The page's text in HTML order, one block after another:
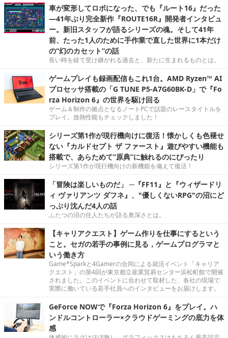
車が変形してロボになった、でも『ルート16』だった
―41年ぶり完全新作『ROUTE16R』開発者インタビュ
ー。新旧スタッフが語るシリーズの魂。そして41年
前、たった1人のために手作業で直した世界に1本だけ
の“幻のカセット”の話
長い時を経て受け継がれる過去と、新たに生まれるものとは。
ゲームプレイも録画配信もこれ1台。AMD Ryzen™ AI
プロセッサ搭載の「G TUNE P5-A7G60BK-D」で『Fo
rza Horizon 6』の世界を駆け回る
ゲーム＆制作の拠点となるノートPCで話題のレースタイトルを
プレイ。放熱性能もチェックしました！
シリーズ第1作が現行機向けに復活！懐かしくも色褪せ
ない『カルドセプト ザ ファースト』遊びやすい機能も
搭載で、あらためて“原典”に触れるのにぴったり
シリーズ第1作が現行機向けの新機能を備えて復活！
「冒険は楽しいものだ」 ─『FF11』と『ウィザードリ
ィ ヴァリアンツ ダフネ』、"優しくないRPG"の沼にど
っぷり沈んだ4人の話
ふたつの沼の住人たちが語る奥深さとは。
【キャリアクエスト】ゲーム作りを仕事にするという
こと。セガの若手の事例に見る，ゲームプログラマと
いう働き方
Game*Sparkと4Gamerの合同による就活イベント「キャリア
クエスト」の第4回が東京都立産業貿易センター浜松町館で開催
されました。このイベントに合わせて取材した、各社の現場で
実際に働いている若手社員へのインタビューをお届けします。
GeForce NOWで『Forza Horizon 6』をプレイ。ハ
ンドルコントローラー×クラウドゲーミングの底力を体
感